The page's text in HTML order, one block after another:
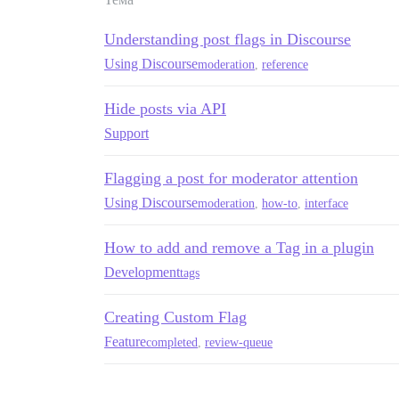
Understanding post flags in Discourse
Using Discoursemoderation reference
Hide posts via API
Support
Flagging a post for moderator attention
Using Discoursemoderation how-to interface
How to add and remove a Tag in a plugin
Developmenttags
Creating Custom Flag
Featurecompleted review-queue